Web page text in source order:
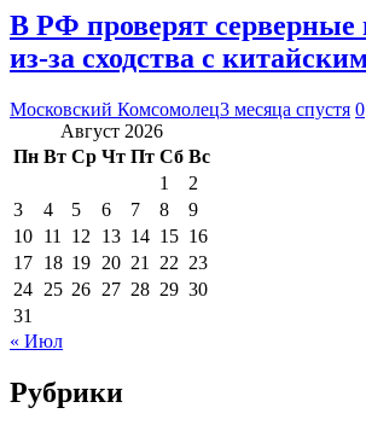
В РФ проверят серверные
из-за сходства с
Московский Комсомолец3 месяца спустя 0
Август 2026
Пн Вт Ср Чт Пт Сб Вс
1
2
3
4 5 6 7 8
9
10 11 12 13 14 15 16
17 18 19 20 21 22 23
24 25 26 27 28 29 30
31
« Июл
Рубрики